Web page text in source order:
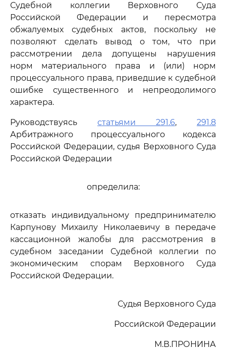
Судебной коллегии Верховного Суда
Российской Федерации и пересмотра
обжалуемых судебных актов, поскольку не
позволяют сделать вывод о том, что при
рассмотрении дела допущены нарушения
норм материального права и (или) норм
процессуального права, приведшие к судебной
ошибке существенного и непреодолимого
характера.
Руководствуясь статьями 291.6, 291.8
Арбитражного процессуального кодекса
Российской Федерации, судья Верховного Суда
Российской Федерации
определила:
отказать индивидуальному предпринимателю
Карпунову Михаилу Николаевичу в передаче
кассационной жалобы для рассмотрения в
судебном заседании Судебной коллегии по
экономическим спорам Верховного Суда
Российской Федерации.
Судья Верховного Суда
Российской Федерации
М.В.ПРОНИНА